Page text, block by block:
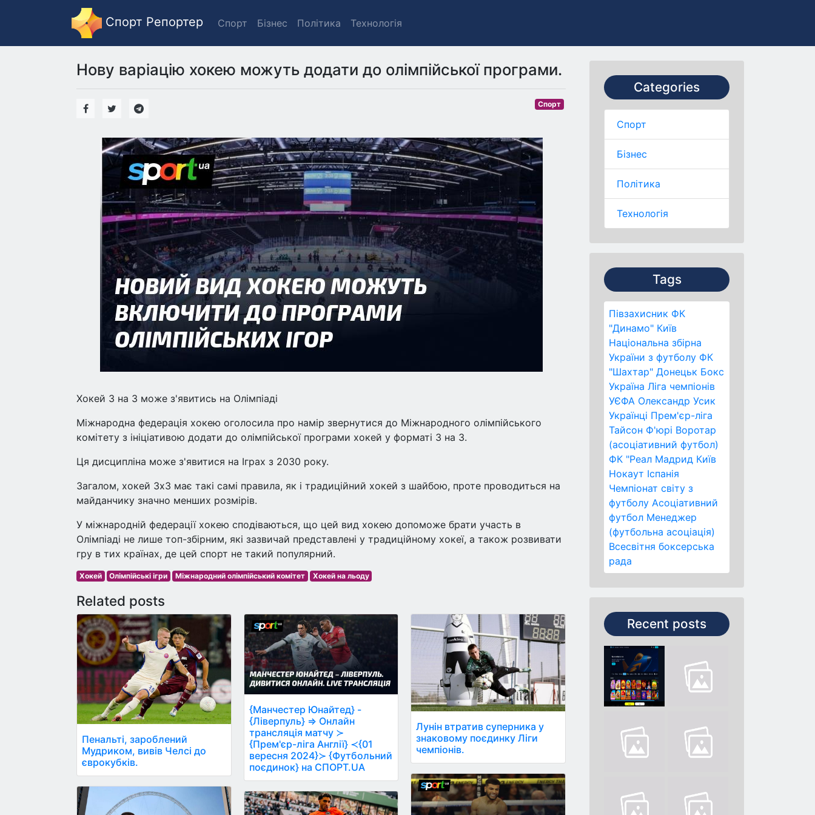
Спорт Репортер Спорт Бізнес Політика Технологія
Categories
Спорт
Бізнес
Політика
Технологія
Tags
Півзахисник ФК
"Динамо" Київ
Національна збірна
України з футболу ФК
"Шахтар" Донецьк Бокс
Україна Ліга чемпіонів
УЄФА Олександр Усик
Українці Прем'єр-ліга
Тайсон Ф'юрі Воротар
(асоціативний футбол)
ФК "Реал Мадрид Київ
Нокаут Іспанія
Чемпіонат світу з
футболу Асоціативний
футбол Менеджер
(футбольна асоціація)
Всесвітня боксерська
рада
Recent posts
Нову варіацію хокею можуть додати до олімпійської програми.
Спорт
Хокей 3 на 3 може з'явитись на Олімпіаді
Міжнародна федерація хокею оголосила про намір звернутися до Міжнародного олімпійського
комітету з ініціативою додати до олімпійської програми хокей у форматі 3 на 3.
Ця дисципліна може з'явитися на Іграх з 2030 року.
Загалом, хокей 3x3 має такі самі правила, як і традиційний хокей з шайбою, проте проводиться на
майданчику значно менших розмірів.
У міжнародній федерації хокею сподіваються, що цей вид хокею допоможе брати участь в
Олімпіаді не лише топ-збірним, які зазвичай представлені у традиційному хокеї, а також розвивати
гру в тих країнах, де цей спорт не такий популярний.
Хокей Олімпійські ігри Міжнародний олімпійський комітет Хокей на льоду
Related posts
Пенальті, зароблений
Мудриком, вивів Челсі до
єврокубків.
{Манчестер Юнайтед} -
{Ліверпуль} ⇒ Онлайн
трансляція матчу ≻
{Прем'єр-ліга Англії} ≺{01
вересня 2024}≻ {Футбольний
поєдинок} на СПОРТ.UA
Лунін втратив суперника у
знаковому поєдинку Ліги
чемпіонів.